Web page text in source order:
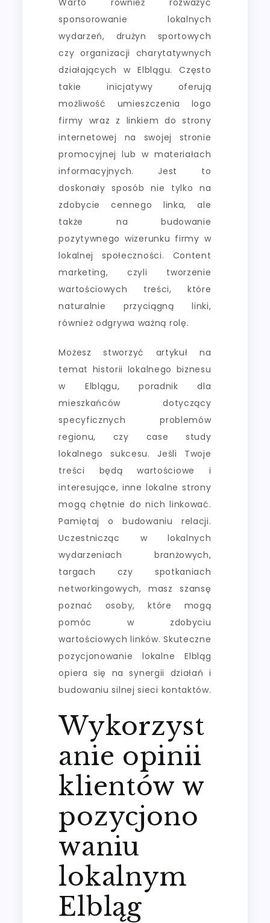
sponsorowanie lokalnych
wydarzeń, drużyn sportowych
czy organizacji charytatywnych
działających w Elblągu. Często
takie inicjatywy oferują
możliwość umieszczenia logo
firmy wraz z linkiem do strony
internetowej na swojej stronie
promocyjnej lub w materiałach
informacyjnych. Jest to
doskonały sposób nie tylko na
zdobycie cennego linka, ale
także na budowanie
pozytywnego wizerunku firmy w
lokalnej społeczności. Content
marketing, czyli tworzenie
wartościowych treści, które
naturalnie przyciągną linki,
również odgrywa ważną rolę.
Możesz stworzyć artykuł na
temat historii lokalnego biznesu
w Elblągu, poradnik dla
mieszkańców dotyczący
specyficznych problemów
regionu, czy case study
lokalnego sukcesu. Jeśli Twoje
treści będą wartościowe i
interesujące, inne lokalne strony
mogą chętnie do nich linkować.
Pamiętaj o budowaniu relacji.
Uczestnicząc w lokalnych
wydarzeniach branżowych,
targach czy spotkaniach
networkingowych, masz szansę
poznać osoby, które mogą
pomóc w zdobyciu
wartościowych linków. Skuteczne
pozycjonowanie lokalne Elbląg
opiera się na synergii działań i
budowaniu silnej sieci kontaktów.
Wykorzyst
anie opinii
klientów w
pozycjono
waniu
lokalnym
Elbląg